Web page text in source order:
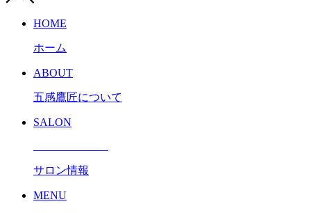
HOME
ホーム
ABOUT
五感鷹匠について
SALON
サロン情報
MENU